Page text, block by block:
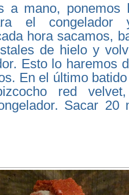
a mano, ponemos
el
hora sacamos,
de hielo y
Esto lo haremos
En el último
red
Sacar 20